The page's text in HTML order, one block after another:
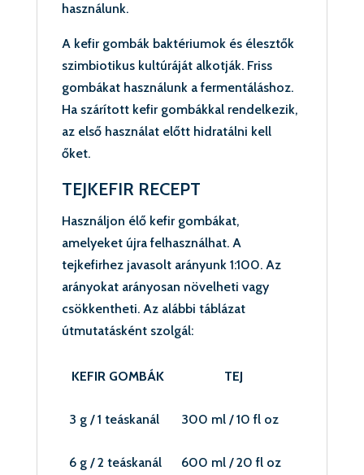
használunk.
A kefir gombák baktériumok és élesztők
szimbiotikus kultúráját alkotják. Friss
gombákat használunk a fermentáláshoz.
Ha szárított kefir gombákkal rendelkezik,
az első használat előtt hidratálni kell
őket.
TEJKEFIR RECEPT
Használjon élő kefir gombákat,
amelyeket újra felhasználhat. A
tejkefirhez javasolt arányunk 1:100. Az
arányokat arányosan növelheti vagy
csökkentheti. Az alábbi táblázat
útmutatásként szolgál:
KEFIR GOMBÁK TEJ
3 g / 1 teáskanál 300 ml / 10 fl oz
6 g / 2 teáskanál 600 ml / 20 fl oz